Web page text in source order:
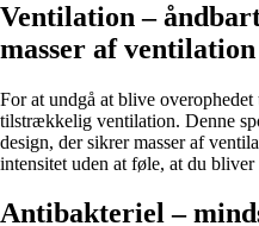
Ventilation –
masser af ventilation
For at undgå at blive
tilstrækkelig ventilation. Denne
design, der sikrer masser af
intensitet uden at føle, at du
Antibakteriel –